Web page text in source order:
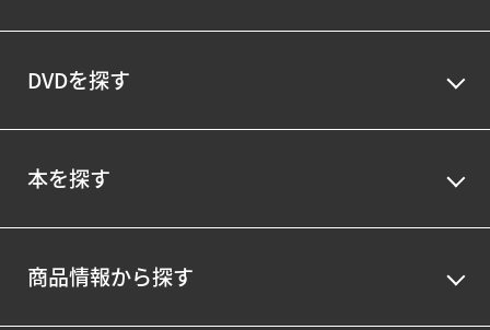
DVDを探す
本を探す
商品情報から探す